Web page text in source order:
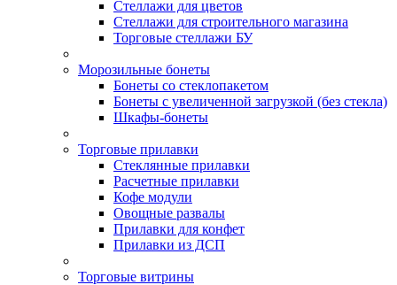
Стеллажи для цветов
Стеллажи для строительного магазина
Торговые стеллажи БУ
Морозильные бонеты
Бонеты со стеклопакетом
Бонеты с увеличенной загрузкой (без стекла)
Шкафы-бонеты
Торговые прилавки
Стеклянные прилавки
Расчетные прилавки
Кофе модули
Овощные развалы
Прилавки для конфет
Прилавки из ДСП
Торговые витрины